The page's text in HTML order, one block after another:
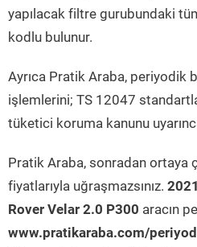
yapılacak filtre gurubundaki
kodlu bulunur.
Ayrıca Pratik Araba, periyodik
işlemlerini; TS 12047
tüketici koruma kanunu
Pratik Araba, sonradan ortaya
fiyatlarıyla uğraşmazsınız.
Rover Velar 2.0 P300 aracın
www.pratikaraba.com/